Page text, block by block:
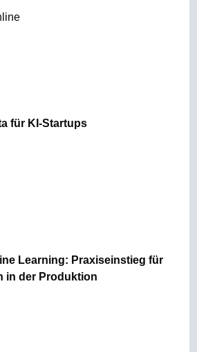
für KI-Startups
Learning: Praxiseinstieg für
in der Produktion